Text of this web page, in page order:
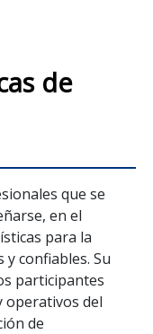
de
que se
en el
para la
y confiables. Su
participantes
operativos del
de